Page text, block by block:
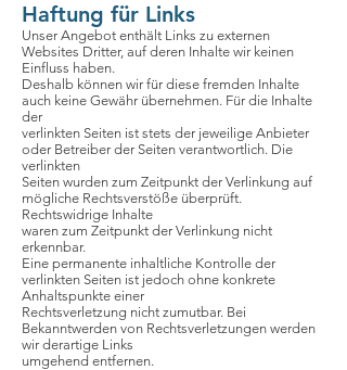
Haftung für Links
Unser Angebot enthält Links zu externen
Websites Dritter, auf deren Inhalte wir keinen
Einfluss haben.
Deshalb können wir für diese fremden Inhalte
auch keine Gewähr übernehmen. Für die Inhalte
der
verlinkten Seiten ist stets der jeweilige Anbieter
oder Betreiber der Seiten verantwortlich. Die
verlinkten
Seiten wurden zum Zeitpunkt der Verlinkung auf
mögliche Rechtsverstöße überprüft.
Rechtswidrige Inhalte
waren zum Zeitpunkt der Verlinkung nicht
erkennbar.
Eine permanente inhaltliche Kontrolle der
verlinkten Seiten ist jedoch ohne konkrete
Anhaltspunkte einer
Rechtsverletzung nicht zumutbar. Bei
Bekanntwerden von Rechtsverletzungen werden
wir derartige Links
umgehend entfernen.